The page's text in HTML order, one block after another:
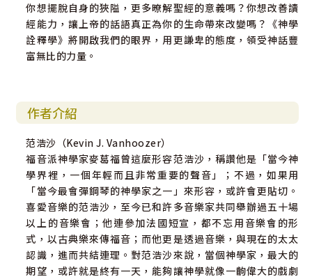
你想擺脫自身的狹隘，更多暸解聖經的意義嗎？你想改善讀
經能力，讓上帝的話語真正為你的生命帶來改變嗎？《神學
詮釋學》將開啟我們的眼界，用更謙卑的態度，領受神話豐
富無比的力量。
作者介紹
范浩沙（Kevin J. Vanhoozer）
福音派神學家麥葛福曾這麼形容范浩沙，稱讚他是「當今神
學界裡，一個年輕而且非常重要的聲音」；不過，如果用
「當今最會彈鋼琴的神學家之一」來形容，或許會更貼切。
喜愛音樂的范浩沙，至今已和許多音樂家共同舉辦過五十場
以上的音樂會；他連參加法國短宣，都不忘用音樂會的形
式，以古典樂來傳福音；而他更是透過音樂，與現在的太太
認識，進而共結連理。對范浩沙來說，當個神學家，最大的
期望，或許就是終有一天，能夠讓神學就像一齣偉大的戲劇